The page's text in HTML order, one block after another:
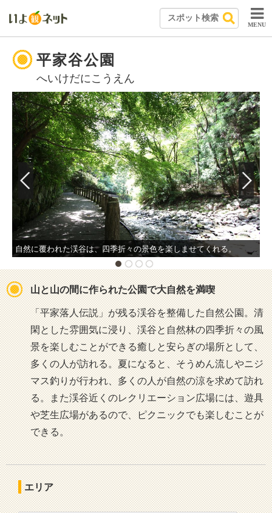
MENU
平家谷公園
へいけだにこうえん
自然に覆われた渓谷は、四季折々の景色を楽しませてくれる。
山と山の間に作られた公園で大自然を満喫
「平家落人伝説」が残る渓谷を整備した自然公園。清
閑とした雰囲気に浸り、渓谷と自然林の四季折々の風
景を楽しむことができる癒しと安らぎの場所として、
多くの人が訪れる。夏になると、そうめん流しやニジ
マス釣りが行われ、多くの人が自然の涼を求めて訪れ
る。また渓谷近くのレクリエーション広場には、遊具
や芝生広場があるので、ピクニックでも楽しむことが
できる。
エリア